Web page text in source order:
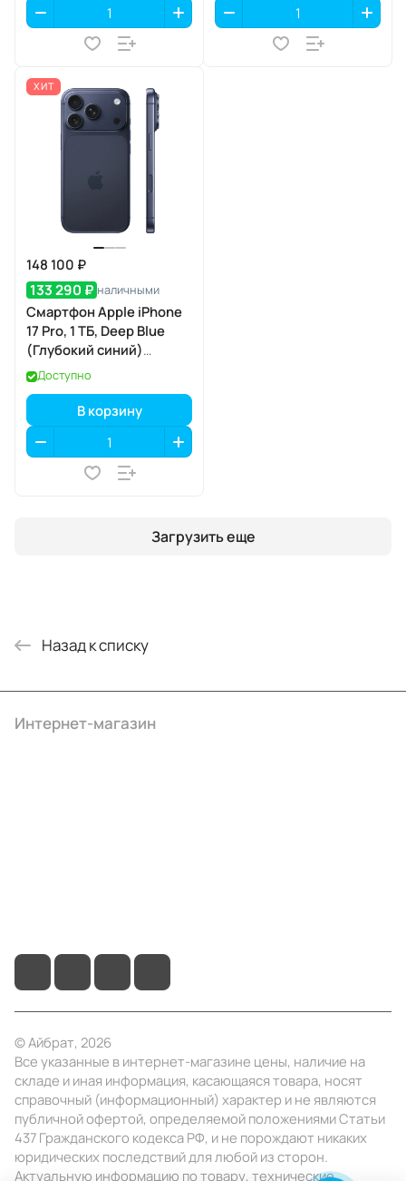
ХИТ
148 100 ₽
133 290 ₽ наличными
Смартфон Apple iPhone
17 Pro, 1 ТБ, Deep Blue
(Глубокий синий)
SIM+eSIM
Доступно
В корзину
Загрузить еще
Назад к списку
Интернет-магазин
© Айбрат, 2026
Все указанные в интернет-магазине цены, наличие на
складе и иная информация, касающаяся товара, носят
справочный (информационный) характер и не являются
публичной офертой, определяемой положениями Статьи
437 Гражданского кодекса РФ, и не порождают никаких
юридических последствий для любой из сторон.
Актуальную информацию по товару, технические